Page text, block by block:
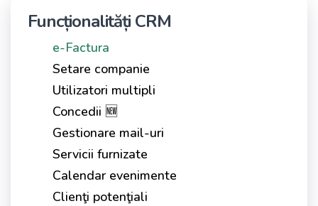
Funcționalități CRM
e-Factura
Setare companie
Utilizatori multipli
Concedii 🆕
Gestionare mail-uri
Servicii furnizate
Calendar evenimente
Clienţi potenţiali